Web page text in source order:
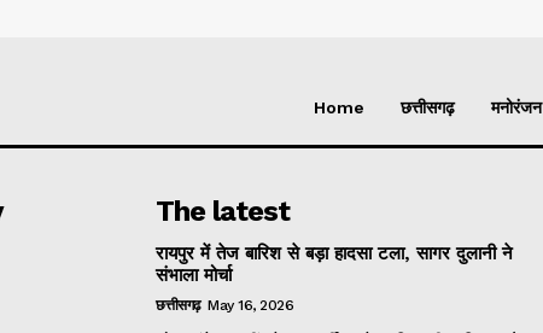
Home छत्तीसगढ़ मनोरंजन
The latest
रायपुर में तेज बारिश से बड़ा हादसा टला, सागर दुलानी ने
संभाला मोर्चा
छत्तीसगढ़ May 16, 2026